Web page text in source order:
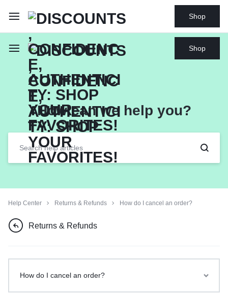
Shop
Shop
How can we help you?
Help Center Returns & Refunds How do I cancel an order?
Returns & Refunds
How do I cancel an order?